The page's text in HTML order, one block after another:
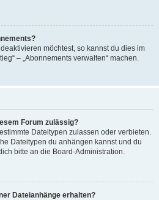
möchtest, so kannst du dies im
– „Abonnements verwalten“ machen.
Forum zulässig?
Dateitypen zulassen oder verbieten.
Dateitypen du anhängen kannst und du
bitte an die Board-Administration.
Dateianhänge erhalten?